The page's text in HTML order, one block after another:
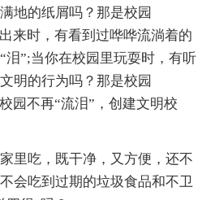
地的纸屑吗？那是校园
来时，有看到过哗哗流淌着的
泪”;当你在校园里玩耍时，有听
明的行为吗？那是校园
园不再“流泪”，创建文明校
里吃，既干净，又方便，还不
会吃到过期的垃圾食品和不卫